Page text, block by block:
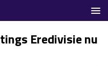
Eredivisie nu